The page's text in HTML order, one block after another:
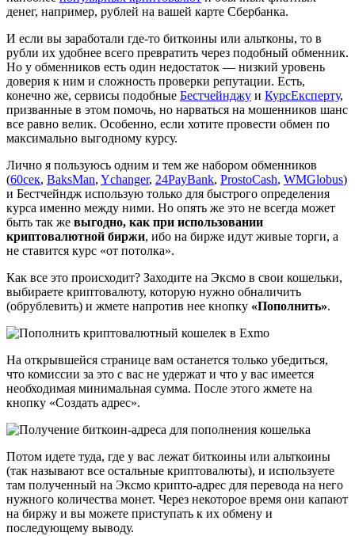
денег, например, рублей на вашей карте Сбербанка.
И если вы заработали где-то биткоины или альтконы, то в
рубли их удобнее всего превратить через подобный обменник.
Но у обменников есть один недостаток — низкий уровень
доверия к ним и сложность проверки репутации. Есть,
конечно же, сервисы подобные Бестчейнджу и КурсЕксперту,
призванные в этом помочь, но нарваться на мошенников шанс
все равно велик. Особенно, если хотите провести обмен по
максимально выгодному курсу.
Лично я пользуюсь одним и тем же набором обменников
(60сек, BaksMan, Ychanger, 24PayBank, ProstoCash, WMGlobus)
и Бестчейндж использую только для быстрого определения
курса именно между ними. Но опять же это не всегда может
быть так же выгодно, как при использовании
криптовалютной биржи, ибо на бирже идут живые торги, а
не ставится курс «от потолка».
Как все это происходит? Заходите на Эксмо в свои кошельки,
выбираете криптовалюту, которую нужно обналичить
(обрублевить) и жмете напротив нее кнопку «Пополнить».
На открывшейся странице вам останется только убедиться,
что комиссии за это с вас не удержат и что у вас имеется
необходимая минимальная сумма. После этого жмете на
кнопку «Создать адрес».
Потом идете туда, где у вас лежат биткоины или альткоины
(так называют все остальные криптовалюты), и используете
там полученный на Эксмо крипто-адрес для перевода на него
нужного количества монет. Через некоторое время они капают
на биржу и вы можете приступать к их обмену и
последующему выводу.